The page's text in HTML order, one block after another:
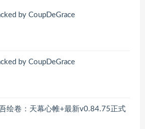
by CoupDeGrace
by CoupDeGrace
绘卷：天幕心帷+最新v0.84.75正式